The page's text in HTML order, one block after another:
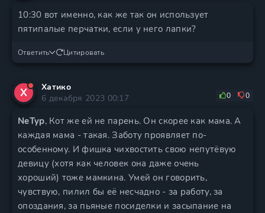
10:30 вот именно, как же так он использует
пятипалые перчатки, если у него лапки?
Ответить Цитировать
Х
Хатико
6 декабря 2023 00:17
0 0
NeTyp, Кот же ей не парень. Он скорее как мама. А
каждая мама - такая. Заботу проявляет по-
особенному. И фишка чихвостить свою непутёвую
девицу (хотя как человек она даже очень
хороший) тоже мамкина. Умей он говорить,
чувствую, пилил бы её несчадно - за работу, за
опоздания, за пьяные посиделки и засыпание на